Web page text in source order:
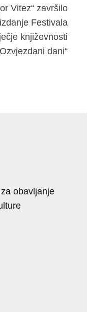
Vitez“ završilo
Festivala
književnosti
dani“
obavljanje